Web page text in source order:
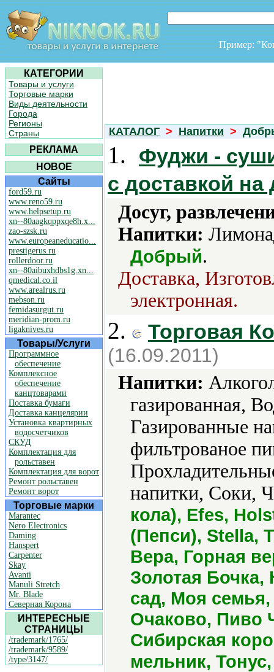
Пример:
КАТЕГОРИИ
Товары и услуги
Торговые марки
Виды деятельности
Города
Регионы
Страны
РЕКЛАМА
НОВОЕ
Сайты
ford59.ru
www.reno59.ru
www.helpsetup.ru
xn--80aagkqppxqe8h.x...
zao-szsk.ru
www.europeaneducatio...
prestigerus.ru
rollerdoor.ru
xn--80aibuxhdbs1g.xn...
qmedical.co.il
www.arealrus.ru
mebson.ru
femidasurgut.ru
meridian-prom.ru
ligaknives.ru
Товары/Услуги
Программное
обеспечение
Комплексное
обеспечение
канцтоварами
Поставка бумаги
Доставка канцелярии
Установка квартирных
водосчетчиков
СКУД
Комплектация для
рольставен
Комплектация для ворот
Ремонт рольставен
Ремонт ворот
Торговые марки
Marantec
Nero Electronics
Daming
Hanspert
Carpenter
Skay
Avanti
Manuli Stretch
Mr. Blade
Северная Корона
ИНТЕРЕСНЫЕ
СТРАНИЦЫ
/trademark/1765/
/trademark/9589/
/type/3147/
КАТАЛОГ > Напитки >
1.
Фуджи -
с доставкой на
Досуг,
Напитки:
Добрый.
Доставка,
электронная.
2. Торговая
(16.09.2011)
Напитки:
газированная,
Газированные
фильтрованое
напитки, Соки,
кола), Efes,
(Пепси), Stella,
Вера, Горная
Золотая
сад, Моя
Очаково, Пиво
Сибирская
мельник,